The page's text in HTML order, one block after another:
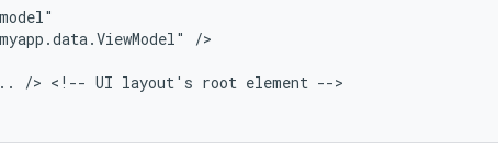
/> <!-- UI layout's root element -->